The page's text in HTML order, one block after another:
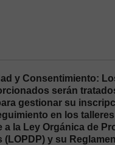
y Consentimiento:
serán
gestionar su
en los
a la Ley Orgánica de
(LOPDP) y su